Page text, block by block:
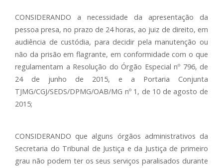
CONSIDERANDO a necessidade da apresentação da
pessoa presa, no prazo de 24 horas, ao juiz de direito, em
audiência de custódia, para decidir pela manutenção ou
não da prisão em flagrante, em conformidade com o que
regulamentam a Resolução do Órgão Especial nº 796, de
24 de junho de 2015, e a Portaria Conjunta
TJMG/CGJ/SEDS/DPMG/OAB/MG nº 1, de 10 de agosto de
2015;
CONSIDERANDO que alguns órgãos administrativos da
Secretaria do Tribunal de Justiça e da Justiça de primeiro
grau não podem ter os seus serviços paralisados durante